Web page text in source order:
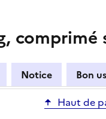
Notice
Bon
Haut de